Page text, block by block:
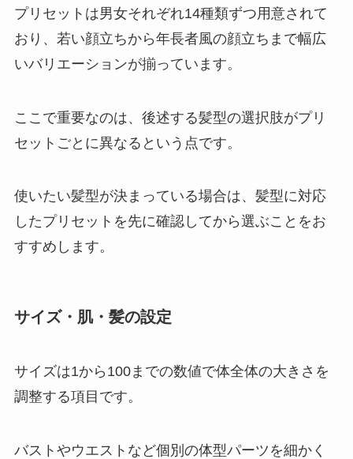
プリセットは男女それぞれ14種類ずつ用意されて
おり、若い顔立ちから年長者風の顔立ちまで幅広
いバリエーションが揃っています。
ここで重要なのは、後述する髪型の選択肢がプリ
セットごとに異なるという点です。
使いたい髪型が決まっている場合は、髪型に対応
したプリセットを先に確認してから選ぶことをお
すすめします。
サイズ・肌・髪の設定
サイズは1から100までの数値で体全体の大きさを
調整する項目です。
バストやウエストなど個別の体型パーツを細かく